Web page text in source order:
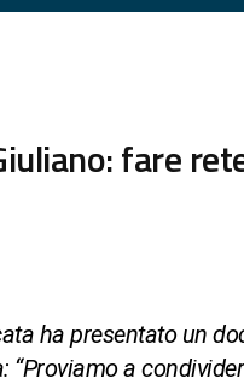
fare
ha presentato un
a